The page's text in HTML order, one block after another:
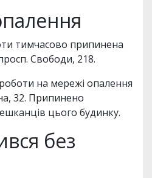
тимчасово припинена
Свободи, 218.
на мережі опалення
32. Припинено
цього будинку.
без